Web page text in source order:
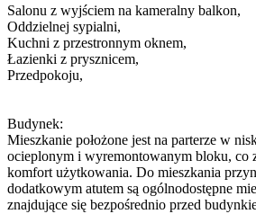
Salonu z wyjściem na kameralny balkon,
Oddzielnej sypialni,
Kuchni z przestronnym oknem,
Łazienki z prysznicem,
Przedpokoju,
Budynek:
Mieszkanie położone jest na parterze w
ocieplonym i wyremontowanym bloku, co
komfort użytkowania. Do mieszkania
dodatkowym atutem są ogólnodostępne
znajdujące się bezpośrednio przed